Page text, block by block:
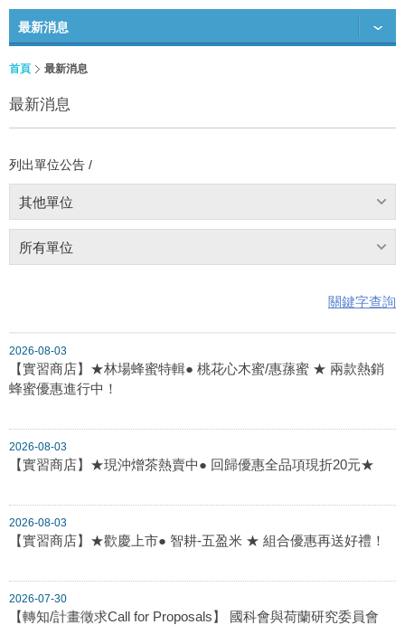
最新消息
首頁 最新消息
最新消息
列出單位公告 /
其他單位
所有單位
關鍵字查詢
2026-08-03
【實習商店】★林場蜂蜜特輯● 桃花心木蜜/惠蓀蜜 ★ 兩款熱銷
蜂蜜優惠進行中！
2026-08-03
【實習商店】★現沖熷茶熱賣中● 回歸優惠全品項現折20元★
2026-08-03
【實習商店】★歡慶上市● 智耕-五盈米 ★ 組合優惠再送好禮！
2026-07-30
【轉知/計畫徵求Call for Proposals】 國科會與荷蘭研究委員會